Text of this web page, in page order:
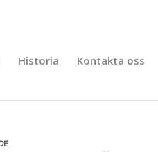
Historia Kontakta oss